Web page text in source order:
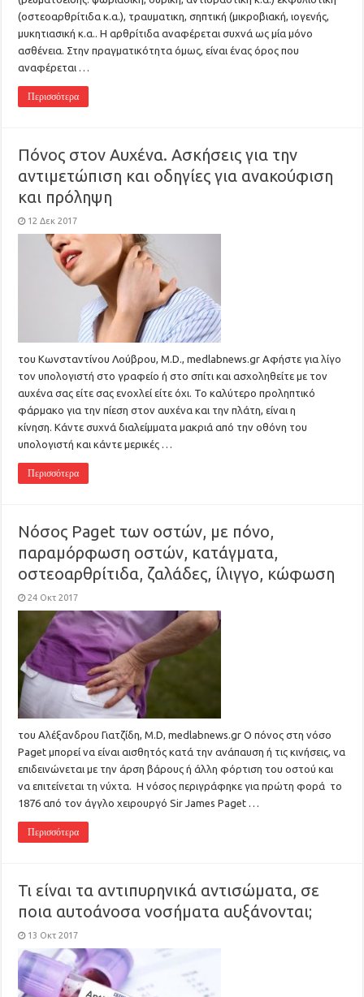
(οστεοαρθρίτιδα κ.α.), τραυματικη, σηπτική (μικροβιακή, ιογενής,
μυκητιασική κ.α.. Η αρθρίτιδα αναφέρεται συχνά ως μία μόνο
ασθένεια. Στην πραγματικότητα όμως, είναι ένας όρος που
αναφέρεται …
Περισσότερα
Πόνος στον Αυχένα. Ασκήσεις για την
αντιμετώπιση και οδηγίες για ανακούφιση
και πρόληψη
12 Δεκ 2017
του Κωνσταντίνου Λούβρου, Μ.D., medlabnews.gr Αφήστε για λίγο
τον υπολογιστή στο γραφείο ή στο σπίτι και ασχοληθείτε με τον
αυχένα σας είτε σας ενοχλεί είτε όχι. Το καλύτερο προληπτικό
φάρμακο για την πίεση στον αυχένα και την πλάτη, είναι η
κίνηση. Κάντε συχνά διαλείμματα μακριά από την οθόνη του
υπολογιστή και κάντε μερικές …
Περισσότερα
Nόσος Paget των οστών, με πόνο,
παραμόρφωση οστών, κατάγματα,
οστεοαρθρίτιδα, ζαλάδες, ίλιγγο, κώφωση
24 Οκτ 2017
του Αλέξανδρου Γιατζίδη, M.D, medlabnews.gr Ο πόνος στη νόσο
Paget μπορεί να είναι αισθητός κατά την ανάπαυση ή τις κινήσεις, να
επιδεινώνεται με την άρση βάρους ή άλλη φόρτιση του οστού και
να επιτείνεται τη νύχτα. Η νόσος περιγράφηκε για πρώτη φορά το
1876 από τον άγγλο χειρουργό Sir James Paget …
Περισσότερα
Τι είναι τα αντιπυρηνικά αντισώματα, σε
ποια αυτοάνοσα νοσήματα αυξάνονται;
13 Οκτ 2017